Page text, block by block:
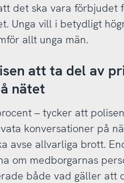
det ska vara förbjudet
Unga vill i betydligt
allt unga män.
att ta del av
nätet
– tycker att
konversationer på
avse allvarliga brott.
om medborgarnas
både vad gäller att